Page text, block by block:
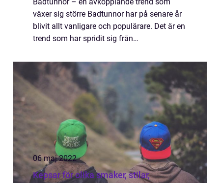
växer sig större Badtunnor har på senare år
blivit allt vanligare och populärare. Det är en
trend som har spridit sig från
06 maj 2022
Kepsar för olika smaker, stilar,